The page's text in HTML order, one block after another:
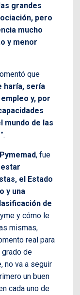
grandes
pero
mucho
y menor
que
haría, sería
y, por
mundo de las
”.
, fue
el Estado
y una
de
y cómo le
mismas,
real para
de
no va a seguir
un buen
cada uno de